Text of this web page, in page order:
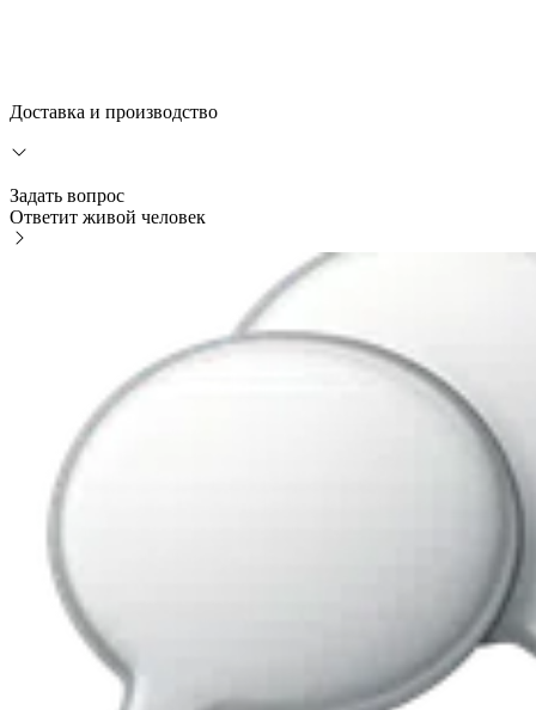
Доставка и производство
Задать вопрос
Ответит живой человек